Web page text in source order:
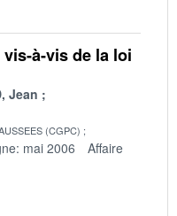
à-vis de la loi
Jean
(CGPC)
mai 2006
Affaire